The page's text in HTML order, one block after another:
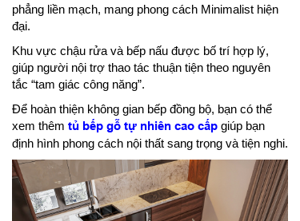
phẳng liền mạch, mang phong cách Minimalist hiện
đại.
Khu vực chậu rửa và bếp nấu được bố trí hợp lý,
giúp người nội trợ thao tác thuận tiện theo nguyên
tắc “tam giác công năng”.
Để hoàn thiện không gian bếp đồng bộ, bạn có thể
xem thêm tủ bếp gỗ tự nhiên cao cấp giúp bạn
định hình phong cách nội thất sang trọng và tiện nghi.